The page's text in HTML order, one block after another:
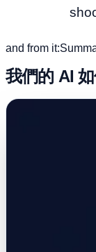
and from it:
我們的 AI